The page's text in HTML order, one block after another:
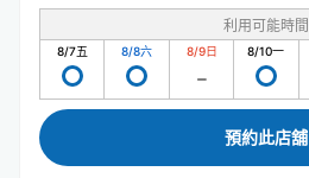
利用可能時間
8/7五 8/8六 8/9日 8/10一
預約此店舖